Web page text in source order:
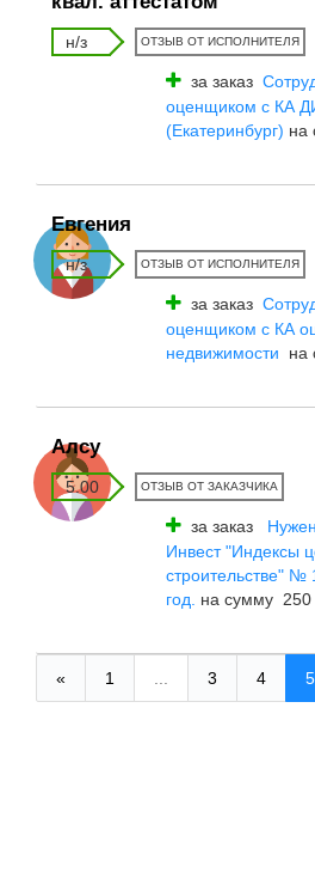
н/з ОТЗЫВ ОТ ИСПОЛНИТЕЛЯ
за заказ
оценщиком с КА
(Екатеринбург) на
Евгения
н/з ОТЗЫВ ОТ ИСПОЛНИТЕЛЯ
за заказ
оценщиком с КА
недвижимости
на
Алсу
5.00 ОТЗЫВ ОТ ЗАКАЗЧИКА
за заказ
Инвест "Индексы
строительстве" №
год.
на сумму 250
« 1 3 4 5